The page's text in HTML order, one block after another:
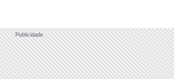
Publicidade